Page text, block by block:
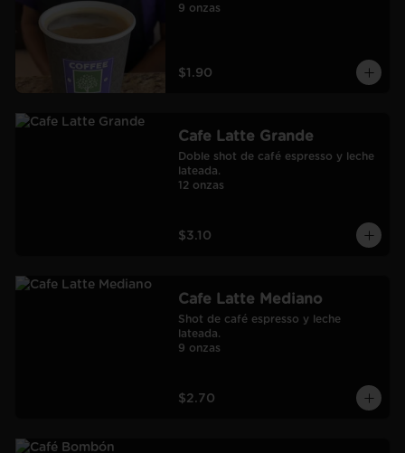
9 onzas
$1.90
Cafe Latte Grande
Doble shot de café espresso y leche
lateada.
12 onzas
$3.10
Cafe Latte Mediano
Shot de café espresso y leche
lateada.
9 onzas
$2.70